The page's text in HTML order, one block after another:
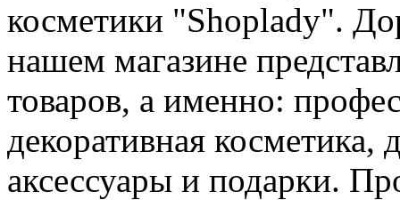
косметики "Shoplady".
нашем магазине
товаров, а именно:
декоративная косметика,
аксессуары и подарки.